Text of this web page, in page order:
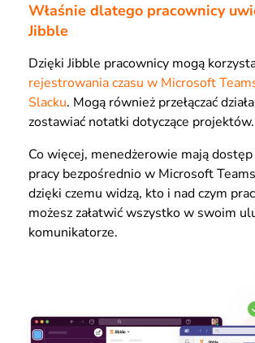
Właśnie dlatego pracownicy
Jibble
Dzięki Jibble pracownicy mogą
rejestrowania czasu w Microsoft
Slacku. Mogą również przełączać
zostawiać notatki dotyczące projektów.
Co więcej, menedżerowie mają dostęp
pracy bezpośrednio w Microsoft
dzięki czemu widzą, kto i nad czym
możesz załatwić wszystko w swoim
komunikatorze.